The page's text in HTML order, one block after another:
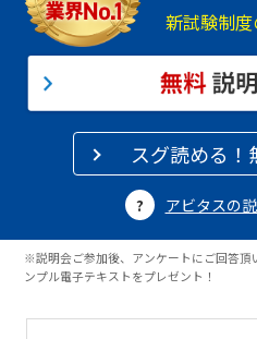
新試験制度
スグ読める
アビタスの
※説明会ご参加後、アンケートにご回答頂
ンプル電子テキストをプレゼント！